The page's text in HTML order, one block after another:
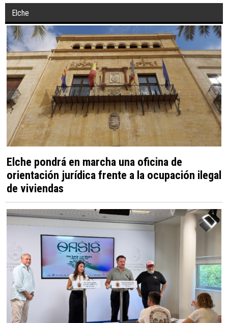
Elche
Elche pondrá en marcha una oficina de
orientación jurídica frente a la ocupación ilegal
de viviendas